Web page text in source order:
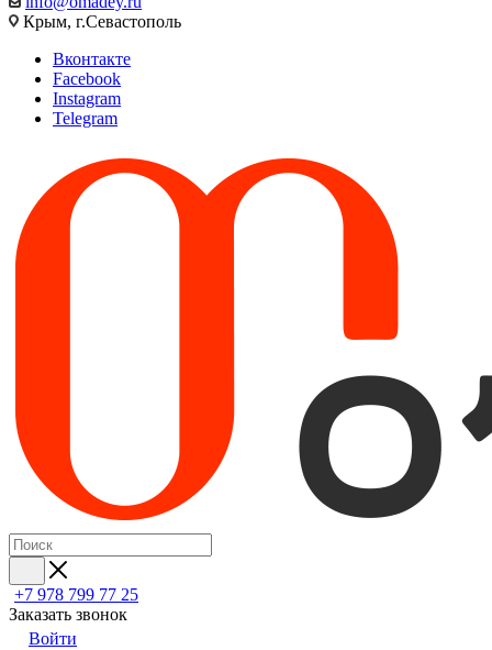
Крым, г.Севастополь
Вконтакте
Facebook
Instagram
Telegram
+7 978 799 77 25
Заказать звонок
Войти